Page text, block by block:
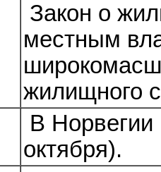
Закон о
местным
жилищного
В Норвегии
октября).